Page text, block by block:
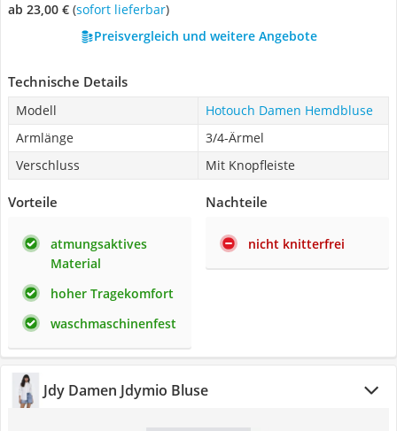
ab 23,00 € ( Sofort lieferbar)
Preisvergleich und weitere Angebote
Technische Details
Modell
Hotouch Damen Hemdbluse
Armlänge
3/4-Ärmel
Verschluss
Mit Knopfleiste
Vorteile
atmungsaktives
Material
hoher Tragekomfort
waschmaschinenfest
Nachteile
nicht knitterfrei
Jdy Damen Jdymio Bluse